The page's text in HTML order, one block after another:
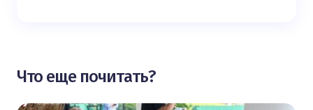
Что еще почитать?